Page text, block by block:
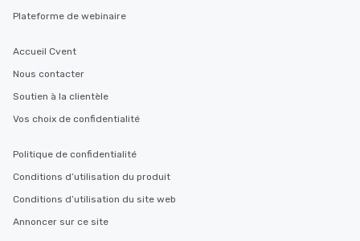
Plateforme de webinaire
Accueil Cvent
Nous contacter
Soutien à la clientèle
Vos choix de confidentialité
Politique de confidentialité
Conditions d’utilisation du produit
Conditions d’utilisation du site web
Annoncer sur ce site